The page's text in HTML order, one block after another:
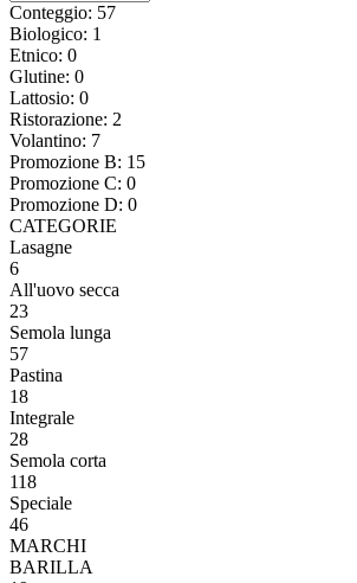
Conteggio: 57
Biologico: 1
Etnico: 0
Glutine: 0
Lattosio: 0
Ristorazione: 2
Volantino: 7
Promozione B: 15
Promozione C: 0
Promozione D: 0
CATEGORIE
Lasagne
6
All'uovo secca
23
Semola lunga
57
Pastina
18
Integrale
28
Semola corta
118
Speciale
46
MARCHI
BARILLA